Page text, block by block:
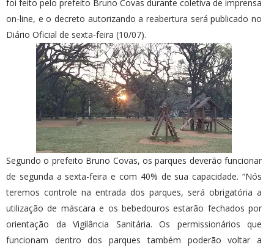
foi feito pelo prefeito Bruno Covas durante coletiva de imprensa
on-line, e o decreto autorizando a reabertura será publicado no
Diário Oficial de sexta-feira (10/07).
Segundo o prefeito Bruno Covas, os parques deverão funcionar
de segunda a sexta-feira e com 40% de sua capacidade. “Nós
teremos controle na entrada dos parques, será obrigatória a
utilização de máscara e os bebedouros estarão fechados por
orientação da Vigilância Sanitária. Os permissionários que
funcionam dentro dos parques também poderão voltar a